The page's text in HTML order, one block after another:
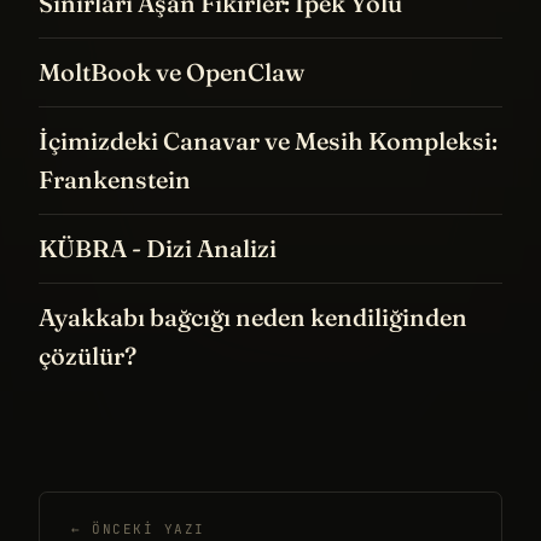
MoltBook ve OpenClaw
İçimizdeki Canavar ve Mesih Kompleksi:
Frankenstein
KÜBRA - Dizi Analizi
Ayakkabı bağcığı neden kendiliğinden
çözülür?
← ÖNCEKI YAZI